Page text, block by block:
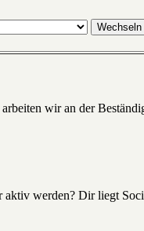
wir an der
werden? Dir liegt